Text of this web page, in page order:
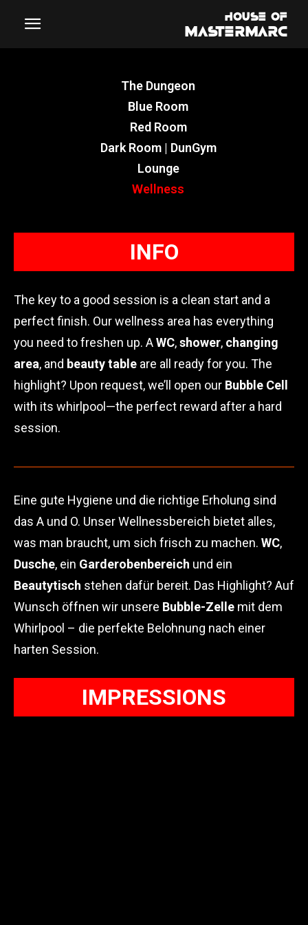
The Dungeon
Blue Room
Red Room
Dark Room | DunGym
Lounge
Wellness
INFO
The key to a good session is a clean start and a
perfect finish. Our wellness area has everything
you need to freshen up. AWC,shower, changing
area, and beauty table are all ready for you. The
highlight? Upon request, we’ll open our Bubble Cell
with its whirlpool—the perfect reward after a hard
session.
Eine gute Hygiene und die richtige Erholung sind
das A und O. Unser Wellnessbereich bietet alles,
was man braucht, um sich frisch zu machen. WC,
Dusche, ein Garderobenbereich und ein
Beautytisch stehen dafür bereit. Das Highlight? Auf
Wunsch öffnen wir unsere Bubble-Zelle mit dem
Whirlpool – die perfekte Belohnung nach einer
harten Session.
IMPRESSIONS